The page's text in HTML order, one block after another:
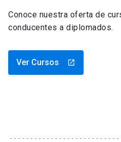
Conoce nuestra oferta de
conducentes a diplomados.
Ver Cursos launch